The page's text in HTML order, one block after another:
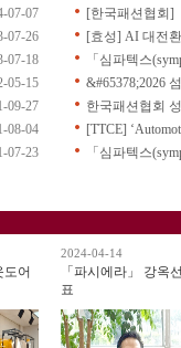
07-07
07-26
07-18
05-15
09-27
08-04
07-23
[한국패션협회]
[효성] AI 대전
「심파텍스
&#65378;2026
한국패션협회
[TTCE]
「심파텍스
도어
2024-04-14
「파시에라」 강옥
표